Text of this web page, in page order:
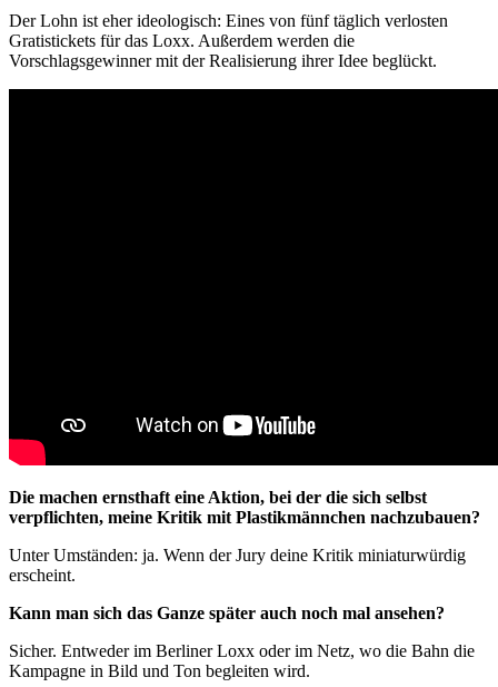
Der Lohn ist eher ideologisch: Eines von fünf täglich verlosten
Gratistickets für das Loxx. Außerdem werden die
Vorschlagsgewinner mit der Realisierung ihrer Idee beglückt.
Die machen ernsthaft eine Aktion, bei der die sich selbst
verpflichten, meine Kritik mit Plastikmännchen nachzubauen?
Unter Umständen: ja. Wenn der Jury deine Kritik miniaturwürdig
erscheint.
Kann man sich das Ganze später auch noch mal ansehen?
Sicher. Entweder im Berliner Loxx oder im Netz, wo die Bahn die
Kampagne in Bild und Ton begleiten wird.